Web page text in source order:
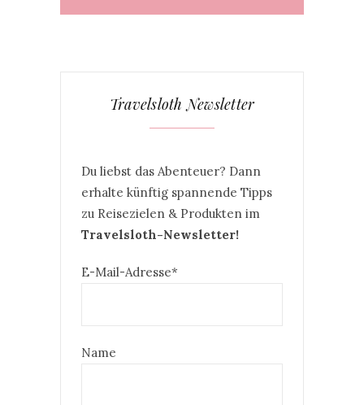
Travelsloth Newsletter
Du liebst das Abenteuer? Dann
erhalte künftig spannende Tipps
zu Reisezielen & Produkten im
Travelsloth-Newsletter!
E-Mail-Adresse*
Name